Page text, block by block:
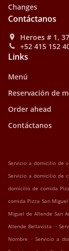
Changes
Contáctanos
Heroes # 1,
+52 415 152
Links
Menú
Reservación de
Order ahead
Contáctanos
Servicio a domicilio de
Servicio a domicilio de
domicilio de comida
comida Pizza San
Miguel de Allende San
Allende Bellavista .
Nombre . Servicio a